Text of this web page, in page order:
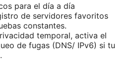
para el día a día
de servidores favoritos
constantes.
temporal, activa el
de fugas (DNS/ IPv6) si tu